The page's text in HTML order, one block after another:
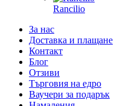
Rancilio
За нас
Доставка и плащане
Контакт
Блог
Отзиви
Търговия на едро
Ваучери за подарък